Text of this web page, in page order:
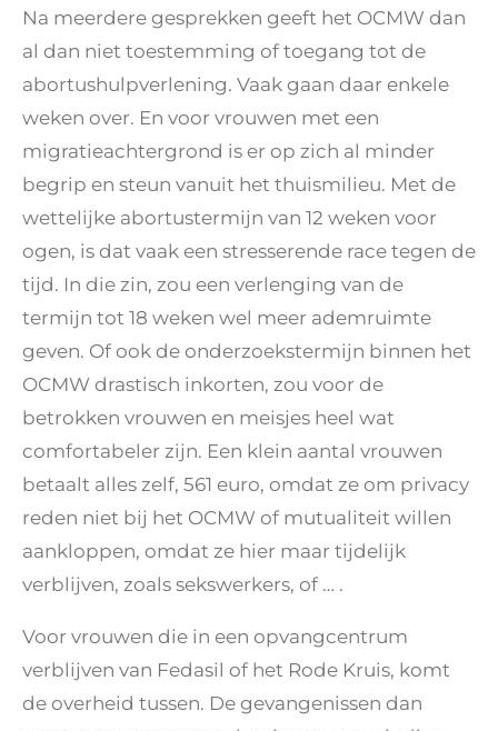
Na meerdere gesprekken geeft het OCMW dan
al dan niet toestemming of toegang tot de
abortushulpverlening. Vaak gaan daar enkele
weken over. En voor vrouwen met een
migratieachtergrond is er op zich al minder
begrip en steun vanuit het thuismilieu. Met de
wettelijke abortustermijn van 12 weken voor
ogen, is dat vaak een stresserende race tegen de
tijd. In die zin, zou een verlenging van de
termijn tot 18 weken wel meer ademruimte
geven. Of ook de onderzoekstermijn binnen het
OCMW drastisch inkorten, zou voor de
betrokken vrouwen en meisjes heel wat
comfortabeler zijn. Een klein aantal vrouwen
betaalt alles zelf, 561 euro, omdat ze om privacy
reden niet bij het OCMW of mutualiteit willen
aankloppen, omdat ze hier maar tijdelijk
verblijven, zoals sekswerkers, of … .
Voor vrouwen die in een opvangcentrum
verblijven van Fedasil of het Rode Kruis, komt
de overheid tussen. De gevangenissen dan